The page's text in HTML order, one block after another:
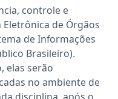
controle e
Eletrônica de Órgãos
de Informações
Brasileiro).
elas serão
no ambiente de